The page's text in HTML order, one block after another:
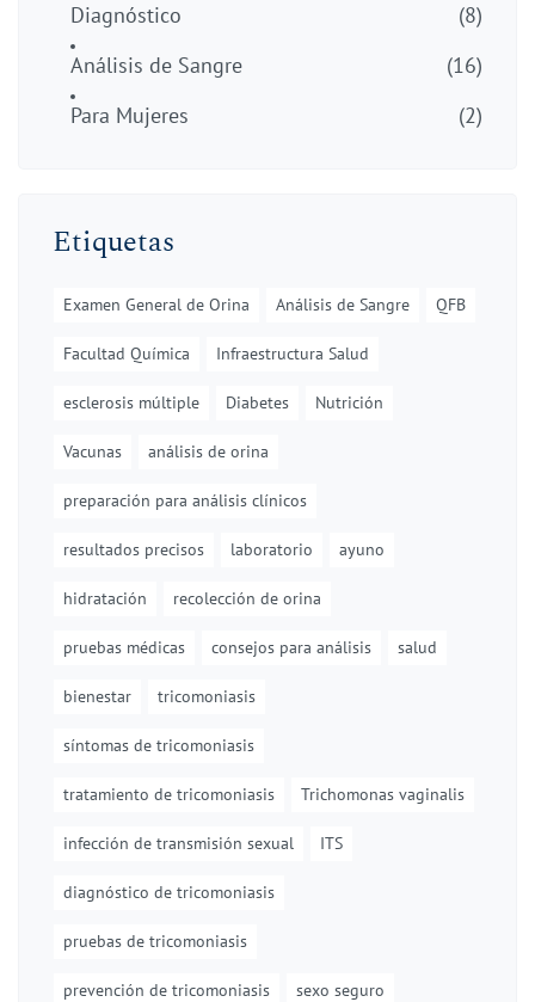
Diagnóstico
(8)
Análisis de Sangre
(16)
Para Mujeres
(2)
Etiquetas
Examen General de Orina Análisis de Sangre QFB
Facultad Química Infraestructura Salud
esclerosis múltiple Diabetes Nutrición
Vacunas análisis de orina
preparación para análisis clínicos
resultados precisos laboratorio ayuno
hidratación recolección de orina
pruebas médicas consejos para análisis salud
bienestar tricomoniasis
síntomas de tricomoniasis
tratamiento de tricomoniasis Trichomonas vaginalis
infección de transmisión sexual ITS
diagnóstico de tricomoniasis
pruebas de tricomoniasis
prevención de tricomoniasis sexo seguro